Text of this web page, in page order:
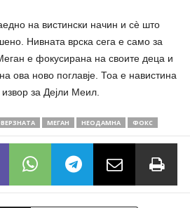
на вистински начин и сè што
Нивната врска сега е само за
е фокусирана на своите деца и
ова ново поглавје. Тоа е навистина
извор за Дејли Меил.
МЕГАН НЕОДАМНА ФОКС